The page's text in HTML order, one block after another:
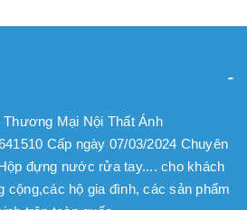
Mại Nội Thất Ánh
Cấp ngày 07/03/2024 Chuyên
đựng nước rửa tay.... cho khách
cộng,các hộ gia đình, các sản phẩm